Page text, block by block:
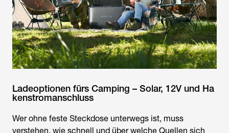
Ladeoptionen fürs Camping – Solar, 12V und Ha
kenstromanschluss
Wer ohne feste Steckdose unterwegs ist, muss
verstehen, wie schnell und über welche Quellen sich